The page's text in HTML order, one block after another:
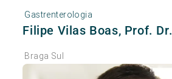
Gastrenterologia
Filipe Vilas Boas, Prof. Dr.
Braga Sul